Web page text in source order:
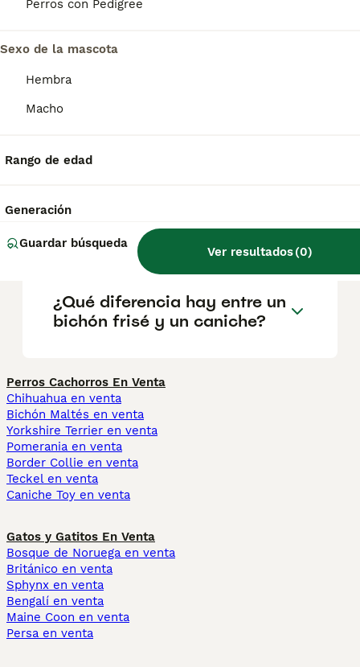
Perros con Pedigree
Sexo de la mascota
Hembra
Macho
Rango de edad
Generación
Guardar búsqueda
Ver resultados(0)
Informarse bien y comparar opciones antes
decisión.
bichón frisé a ir al baño?
¿Cómo saber si mi perro es
bichón frisé?
¿Qué diferencia hay entre un
bichón frisé y un caniche?
Perros Cachorros En Venta
Chihuahua en venta
Bichón Maltés en venta
Yorkshire Terrier en venta
Pomerania en venta
Border Collie en venta
Teckel en venta
Caniche Toy en venta
Gatos y Gatitos En Venta
Bosque de Noruega en venta
Británico en venta
Sphynx en venta
Bengalí en venta
Maine Coon en venta
Persa en venta